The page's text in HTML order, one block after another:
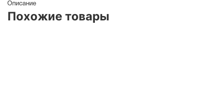
Описание
Похожие товары